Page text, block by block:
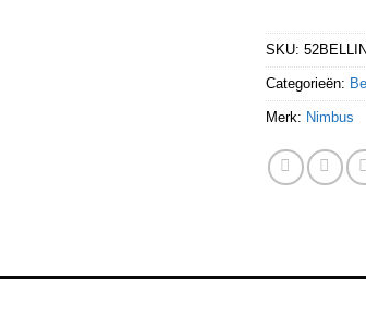
SKU:
Categorieën:
Merk: Nimbus